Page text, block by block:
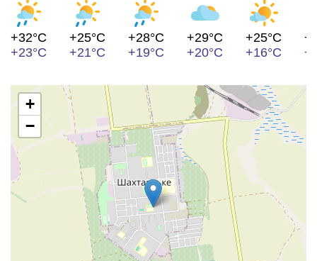
+32°C
+23°C
+25°C
+21°C
+28°C
+19°C
+29°C
+20°C
+25°C
+16°C
+
−